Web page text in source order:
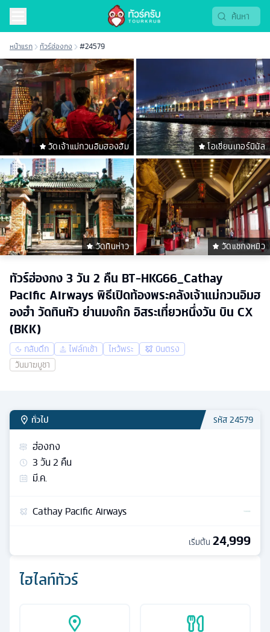
หน้าแรก ทัวร์ฮ่องกง #24579
วัดเจ้าแม่กวนอิมฮองฮัม โอเชี่ยนเทอร์มินัล
วัดทินห่าว วัดแชกงหมิว
ทัวร์ฮ่องกง 3 วัน 2 คืน BT-HKG66_Cathay
Pacific Airways พิธีเปิดท้องพระคลังเจ้าแม่กวนอิมฮ
องฮำ วัดทินหัว ย่านมงก๊ก อิสระเที่ยวหนึ่งวัน บิน CX
(BKK)
กลับดึก ไฟล์ทเช้า ไหว้พระ
บินตรง
วันมาฆบูชา
ไฮไลท์ทัวร์
ทั่วไป รหัส24579
ฮ่องกง
3วัน2 คืน
มี.ค.
Cathay Pacific Airways
เริ่มต้น 24,999